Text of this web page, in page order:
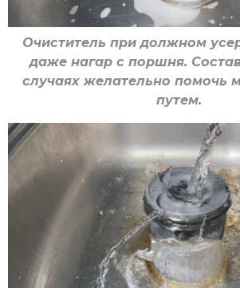
Очиститель при должном
даже нагар с поршня.
случаях желательно помочь
путем.